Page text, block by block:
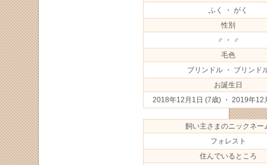
ふく ・ がく
性別
♂ ・ ♂
毛色
ブリンドル ・ ブリンド
お誕生日
2018年12月1日 (7歳) ・ 2019年12
飼い主さまのニックネー
フォレスト
住んでいるところ